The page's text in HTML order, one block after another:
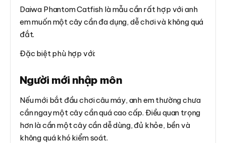
Daiwa Phantom Catfish là mẫu cần rất hợp với anh
em muốn một cây cần đa dụng, dễ chơi và không quá
đắt.
Đặc biệt phù hợp với:
Người mới nhập môn
Nếu mới bắt đầu chơi câu máy, anh em thường chưa
cần ngay một cây cần quá cao cấp. Điều quan trọng
hơn là cần một cây cần dễ dùng, đủ khỏe, bền và
không quá khó kiểm soát.